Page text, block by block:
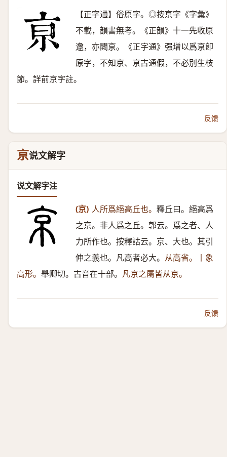
【正字通】俗原字。◎按亰字《字彙》
不載，韻書無考。《正韻》十一先收原
邍，亦闕亰。《正字通》强增以爲亰卽
原字，不知京、亰古通假，不必別生枝
節。詳前京字註。
反馈
亰说文解字
说文解字注
(京) 人所爲絕高丘也。 釋丘曰。絕高爲
之京。非人爲之丘。郭云。爲之者、人
力所作也。按釋詁云。京、大也。其引
伸之義也。凡高者必大。 从高省。丨象
高形。 舉卿切。古音在十部。 凡京之屬皆从京。
反馈